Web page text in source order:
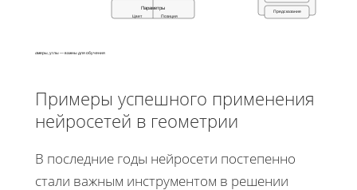
Параметры
Цвет Позиция
Предсказание
Ключ: формы, размеры, углы — важны для обучения
Примеры успешного применения
нейросетей в геометрии
В последние годы нейросети постепенно
стали важным инструментом в решении